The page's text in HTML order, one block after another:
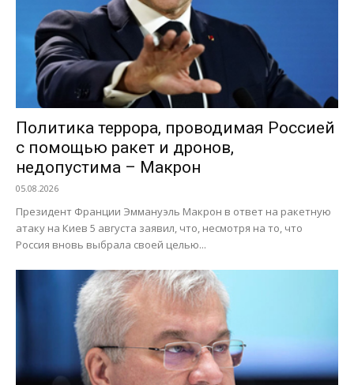
Политика террора, проводимая Россией
с помощью ракет и дронов,
недопустима – Макрон
05.08.2026
Президент Франции Эммануэль Макрон в ответ на ракетную
атаку на Киев 5 августа заявил, что, несмотря на то, что
Россия вновь выбрала своей целью...